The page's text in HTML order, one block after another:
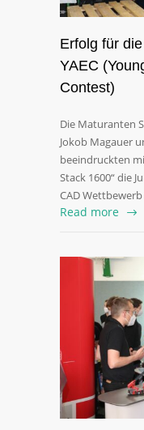
Erfolg für
YAEC
Contest)
Die Maturanten
Jokob Magauer
beeindruckten
Stack 1600“ die
CAD
Read more